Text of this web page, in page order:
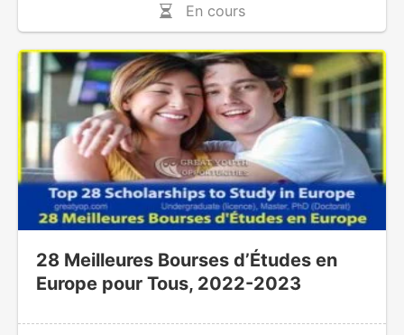
En cours
28 Meilleures Bourses d’Études en
Europe pour Tous, 2022-2023